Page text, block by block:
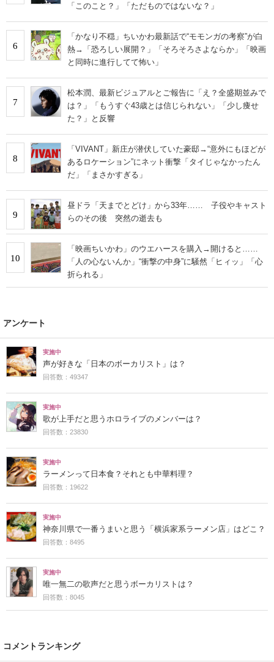
「このこと？」「ただものではないな？」
6
「かなり不穏」ちいかわ最新話で“モモンガの考察”が白
熱→「恐ろしい展開？」「そろそろさよならか」「映画
と同時に進行してて怖い」
7
松本潤、最新ビジュアルとご報告に「え？全盛期並みで
は？」「もうすぐ43歳とは信じられない」「少し痩せ
た？」と反響
8
「VIVANT」新庄が潜伏していた豪邸→“意外にもほどが
あるロケーション”にネット衝撃「タイじゃなかったん
だ」「まさかすぎる」
9
昼ドラ「天までとどけ」から33年…… 子役やキャスト
らのその後 突然の逝去も
10
「映画ちいかわ」のウエハースを購入→開けると……
「人の心ないんか」“衝撃の中身”に騒然「ヒィッ」「心
折られる」
アンケート
実施中
声が好きな「日本のボーカリスト」は？
回答数：49347
実施中
歌が上手だと思うホロライブのメンバーは？
回答数：23830
実施中
ラーメンって日本食？それとも中華料理？
回答数：19622
実施中
神奈川県で一番うまいと思う「横浜家系ラーメン店」はどこ？
回答数：8495
実施中
唯一無二の歌声だと思うボーカリストは？
回答数：8045
コメントランキング